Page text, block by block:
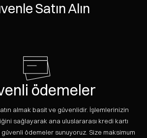
Satın Alın
ödemeler
almak basit ve güvenlidir. İşlemlerinizin
sağlayarak ana uluslararası kredi kartı
güvenli ödemeler sunuyoruz. Size maksimum